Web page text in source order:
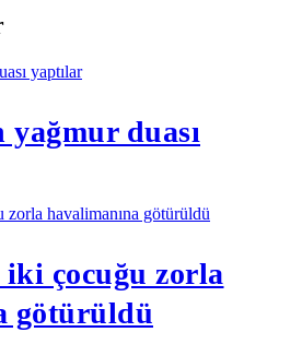
duası
çocuğu zorla
götürüldü